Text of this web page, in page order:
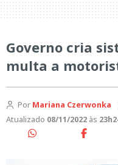
Governo cria
multa a
Por Mariana Czerwonka
Atualizado 08/11/2022 às